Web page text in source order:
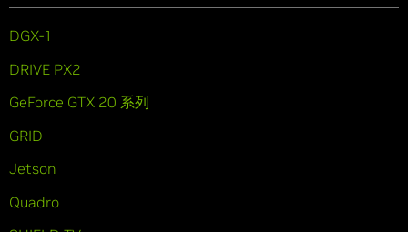
DGX-1
DRIVE PX2
GeForce GTX 20 系列
GRID
Jetson
Quadro